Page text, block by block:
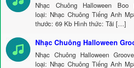
Nhạc Chuông Halloween
loại: Nhạc Chuông Tiếng Anh
thước: 69 Kb Hình thức: Tải […]
Nhạc Chuông Halloween
Nhạc Chuông Halloween
loại: Nhạc Chuông Tiếng Anh